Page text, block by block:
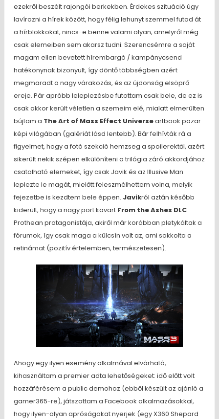
ezekről beszélt rajongói berkekben. Érdekes szituáció úgy
lavírozni a hírek között, hogy félig lehunyt szemmel futod át
a hírblokkokat, nincs-e benne valami olyan, amelyről még
csak elemeiben sem akarsz tudni. Szerencsémre a saját
magam ellen bevetett hírembargó / kampánycsend
hatékonynak bizonyult, így döntő többségben azért
megmaradt a nagy várakozás, és az újdonság elsöprő
ereje. Pár apróbb leleplezésbe futottam csak bele, de ez is
csak akkor került véletlen a szemeim elé, mialatt elmerülten
bújtam a The Art of Mass Effect Universeartbook pazar
képi világában (galériát lásd lentebb). Bár felhívták rá a
figyelmet, hogy a fotó szekció hemzseg a spoilerektől, azért
sikerült nekik szépen elkülöníteni a trilógia záró akkordjához
csatolható elemeket, így csak Javik és az Illusive Man
leplezte le magát, mielőtt feleszmélhettem volna, melyik
fejezetbe is kezdtem bele éppen. Javikról aztán később
kiderült, hogy a nagy port kavart From the Ashes DLC
Prothean protagonistája, akiről már korábban pletykáltak a
fórumok, így csak maga a külcsín volt az, ami sokkolta a
retinámat (pozitív értelemben, természetesen).
Ahogy egy ilyen esemény alkalmával elvárható,
kihasználtam a premier adta lehetőségeket: idő előtt volt
hozzáférésem a public demohoz (ebből készült az ajánló a
gamer365-re), játszottam a Facebook alkalmazásokkal,
hogy ilyen-olyan apróságokat nyerjek (egy X360 Shepard